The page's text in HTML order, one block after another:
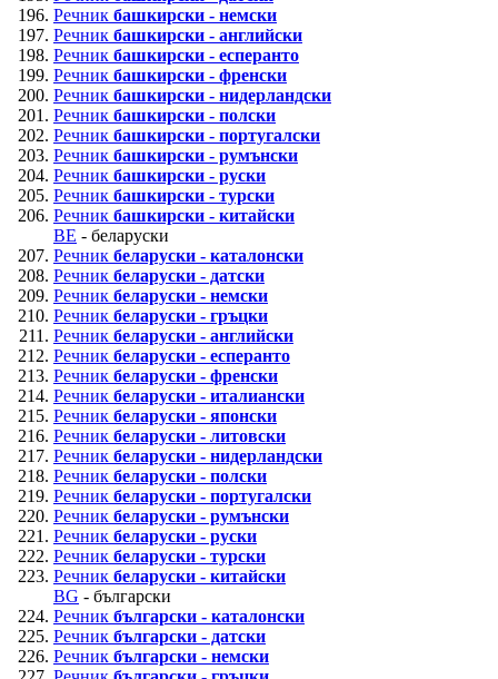
Речник башкирски - немски
Речник башкирски - английски
Речник башкирски - есперанто
Речник башкирски - френски
Речник башкирски - нидерландски
Речник башкирски - полски
Речник башкирски - португалски
Речник башкирски - румънски
Речник башкирски - руски
Речник башкирски - турски
Речник башкирски - китайски
BE - беларуски
Речник беларуски - каталонски
Речник беларуски - датски
Речник беларуски - немски
Речник беларуски - гръцки
Речник беларуски - английски
Речник беларуски - есперанто
Речник беларуски - френски
Речник беларуски - италиански
Речник беларуски - японски
Речник беларуски - литовски
Речник беларуски - нидерландски
Речник беларуски - полски
Речник беларуски - португалски
Речник беларуски - румънски
Речник беларуски - руски
Речник беларуски - турски
Речник беларуски - китайски
BG - български
Речник български - каталонски
Речник български - датски
Речник български - немски